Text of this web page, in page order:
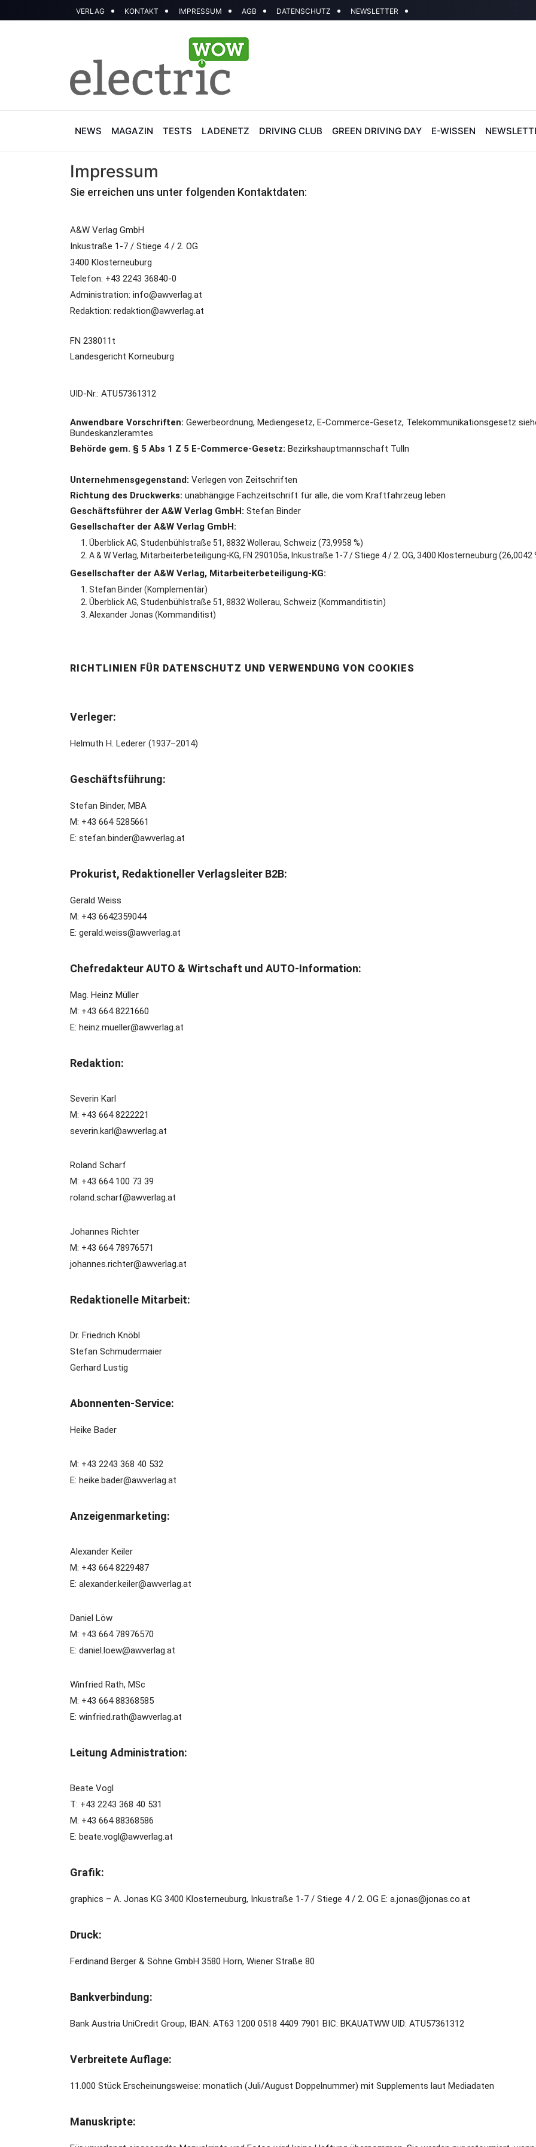
VERLAG KONTAKT IMPRESSUM AGB DATENSCHUTZ NEWSLETTER
NEWS MAGAZIN TESTS LADENETZ DRIVING CLUB GREEN DRIVING DAY E-WISSEN
Impressum
Sie erreichen uns unter folgenden Kontaktdaten:
A&W Verlag GmbH
Inkustraße 1-7 / Stiege 4 / 2. OG
3400 Klosterneuburg
Telefon: +43 2243 36840-0
Administration: info@awverlag.at
Redaktion: redaktion@awverlag.at
FN 238011t
Landesgericht Korneuburg
UID-Nr.: ATU57361312
Anwendbare Vorschriften: Gewerbeordnung, Mediengesetz, E-Commerce-Gesetz, Telekommunikationsgesetz
Bundeskanzleramtes
Behörde gem. § 5 Abs 1 Z 5 E-Commerce-Gesetz: Bezirkshauptmannschaft Tulln
Unternehmensgegenstand: Verlegen von Zeitschriften
Richtung des Druckwerks: unabhängige Fachzeitschrift für alle, die vom Kraftfahrzeug leben
Geschäftsführer der A&W Verlag GmbH: Stefan Binder
Gesellschafter der A&W Verlag GmbH:
Überblick AG, Studenbühlstraße 51, 8832 Wollerau, Schweiz (73,9958 %)
A & W Verlag, Mitarbeiterbeteiligung-KG, FN 290105a, Inkustraße 1-7 / Stiege 4 / 2. OG, 3400 Klosterneuburg (26,0042
Gesellschafter der A&W Verlag, Mitarbeiterbeteiligung-KG:
Stefan Binder (Komplementär)
Überblick AG, Studenbühlstraße 51, 8832 Wollerau, Schweiz (Kommanditistin)
Alexander Jonas (Kommanditist)
RICHTLINIEN FÜR DATENSCHUTZ UND VERWENDUNG VON COOKIES
Verleger:
Helmuth H. Lederer (1937–2014)
Geschäftsführung:
Stefan Binder, MBA
M: +43 664 5285661
E: stefan.binder@awverlag.at
Prokurist, Redaktioneller Verlagsleiter B2B:
Gerald Weiss
M: +43 6642359044
E: gerald.weiss@awverlag.at
Chefredakteur AUTO & Wirtschaft und AUTO-Information:
Mag. Heinz Müller
M: +43 664 8221660
E: heinz.mueller@awverlag.at
Redaktion:
Severin Karl
M: +43 664 8222221
severin.karl@awverlag.at
Roland Scharf
M: +43 664 100 73 39
roland.scharf@awverlag.at
Johannes Richter
M: +43 664 78976571
johannes.richter@awverlag.at
Redaktionelle Mitarbeit:
Dr. Friedrich Knöbl
Stefan Schmudermaier
Gerhard Lustig
Abonnenten-Service:
Heike Bader
M: +43 2243 368 40 532
E: heike.bader@awverlag.at
Anzeigenmarketing:
Alexander Keiler
M: +43 664 8229487
E: alexander.keiler@awverlag.at
Daniel Löw
M: +43 664 78976570
E: daniel.loew@awverlag.at
Winfried Rath, MSc
M: +43 664 88368585
E: winfried.rath@awverlag.at
Leitung Administration:
Beate Vogl
T: +43 2243 368 40 531
M: +43 664 88368586
E: beate.vogl@awverlag.at
Grafik:
graphics – A. Jonas KG 3400 Klosterneuburg, Inkustraße 1-7 / Stiege 4 / 2. OG E: a.jonas@jonas.co.at
Druck:
Ferdinand Berger & Söhne GmbH 3580 Horn, Wiener Straße 80
Bankverbindung:
Bank Austria UniCredit Group, IBAN: AT63 1200 0518 4409 7901 BIC: BKAUATWW UID: ATU57361312
Verbreitete Auflage:
11.000 Stück Erscheinungsweise: monatlich (Juli/August Doppelnummer) mit Supplements laut Mediadaten
Manuskripte: